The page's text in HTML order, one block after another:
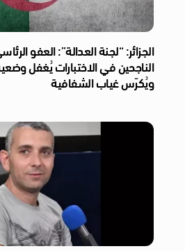
الجزائر: “لجنة العدالة”: العفو
الناجحين في الاختبارات يُغفل
ويُكرّس غياب الشفافية